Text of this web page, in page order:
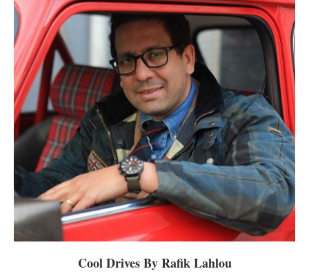
Cool Drives By Rafik Lahlou